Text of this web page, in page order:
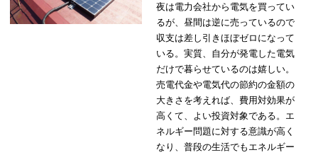
夜は電力会社から電気を買ってい
るが、昼間は逆に売っているので
収支は差し引きほぼゼロになって
いる。実質、自分が発電した電気
だけで暮らせているのは嬉しい。
売電代金や電気代の節約の金額の
大きさを考えれば、費用対効果が
高くて、よい投資対象である。エ
ネルギー問題に対する意識が高く
なり、普段の生活でもエネルギー